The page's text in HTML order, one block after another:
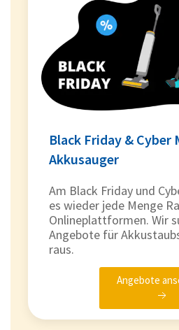
Black Friday & Cyber
Akkusauger
Am Black Friday und
es wieder jede Menge
Onlineplattformen. Wir
Angebote für
raus.
Angebote